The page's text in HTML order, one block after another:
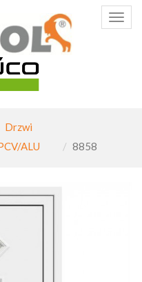
menu
Drzwi
ALU
8858